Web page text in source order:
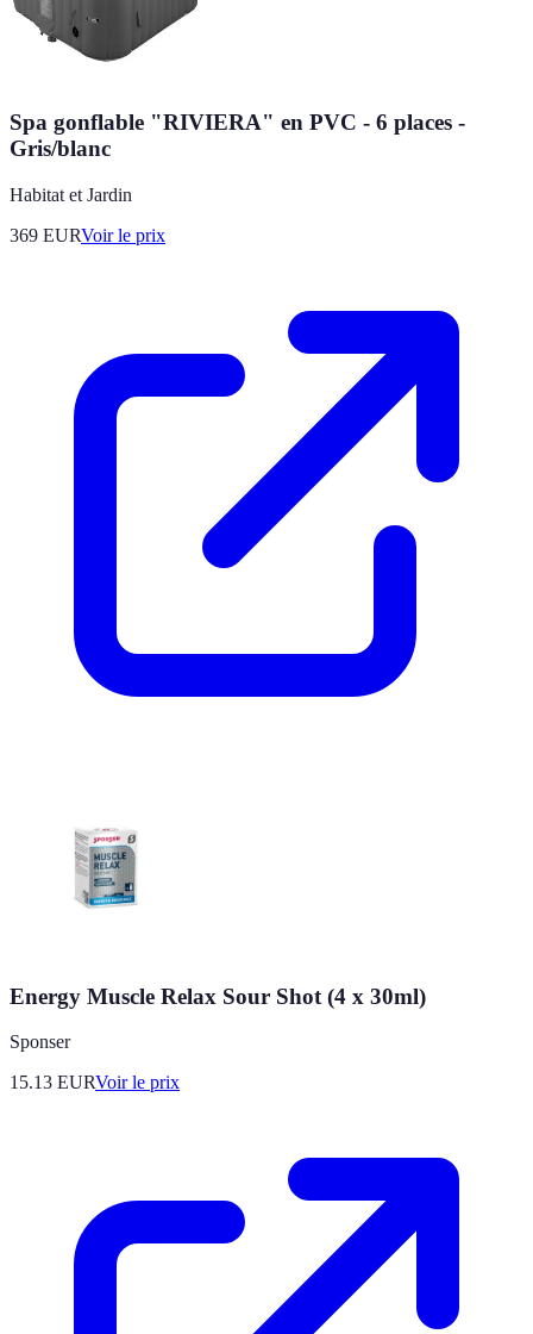
Spa gonflable "RIVIERA" en PVC - 6 places -
Gris/blanc
Habitat et Jardin
369 EURVoir le prix
Energy Muscle Relax Sour Shot (4 x 30ml)
Sponser
15.13 EURVoir le prix